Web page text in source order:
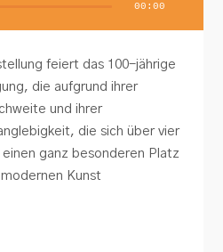
00:00
feiert das 100-jährige
die aufgrund ihrer
und ihrer
die sich über vier
ganz besonderen Platz
Kunst